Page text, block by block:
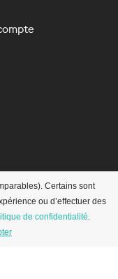
Certains sont
ou d’effectuer des
de confidentialité.